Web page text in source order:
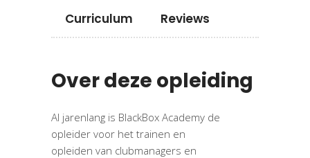
Curriculum Reviews
Over deze opleiding
Al jarenlang is BlackBox Academy de
opleider voor het trainen en
opleiden van clubmanagers en